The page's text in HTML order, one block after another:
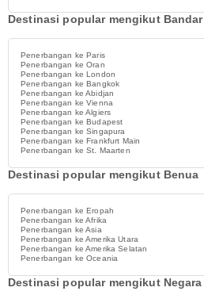
Destinasi popular mengikut Bandar
Penerbangan ke Paris
Penerbangan ke Oran
Penerbangan ke London
Penerbangan ke Bangkok
Penerbangan ke Abidjan
Penerbangan ke Vienna
Penerbangan ke Algiers
Penerbangan ke Budapest
Penerbangan ke Singapura
Penerbangan ke Frankfurt Main
Penerbangan ke St. Maarten
Destinasi popular mengikut Benua
Penerbangan ke Eropah
Penerbangan ke Afrika
Penerbangan ke Asia
Penerbangan ke Amerika Utara
Penerbangan ke Amerika Selatan
Penerbangan ke Oceania
Destinasi popular mengikut Negara